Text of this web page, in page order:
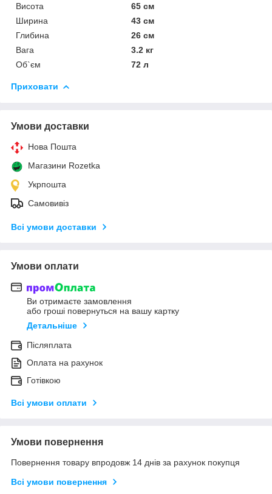
Висота
65 см
Ширина
43 см
Глибина
26 см
Вага
3.2 кг
Об`єм
72 л
Приховати
Умови доставки
Нова Пошта
Магазини Rozetka
Укрпошта
Самовивіз
Всі умови доставки
Умови оплати
Ви отримаєте замовлення
або гроші повернуться на вашу картку
Детальніше
Післяплата
Оплата на рахунок
Готівкою
Всі умови оплати
Умови повернення
Повернення товару впродовж 14 днів за рахунок покупця
Всі умови повернення